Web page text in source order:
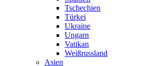
Tschechien
Türkei
Ukraine
Ungarn
Vatikan
Weißrussland
Asien